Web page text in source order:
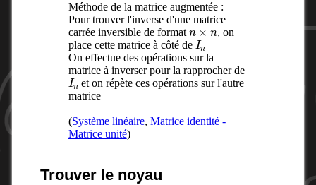
Méthode de la matrice augmentée :
Pour trouver l'inverse d'une matrice
carrée inversible de format n×n
, on
place cette matrice à côté de In
On effectue des opérations sur la
matrice à inverser pour la rapprocher de
Inet on répète ces opérations sur l'autre
matrice
(Système linéaire, Matrice identité -
Matrice unité)
Trouver le noyau